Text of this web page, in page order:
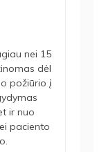
nei 15
dėl
požiūrio į
ir nuo
paciento